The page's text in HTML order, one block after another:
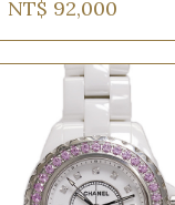
NT$ 92,000